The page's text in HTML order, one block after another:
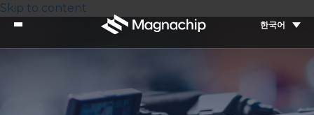
Skip to content
한국어